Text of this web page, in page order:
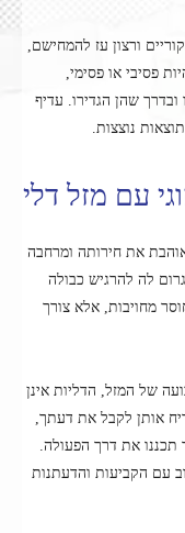
ורצון עז להמחישם,
פסיבי או פסימי,
ובדרך שהן הגדירו. עדיף
נוצצות.
עם מזל דלי
את חירותה ומרחבה
לה להרגיש כבולה
מחויבות, אלא צורך
של המזל, הדליות אינן
אותן לקבל את דעתך,
תכננו את דרך הפעולה.
עם הקביעות והדעתנות